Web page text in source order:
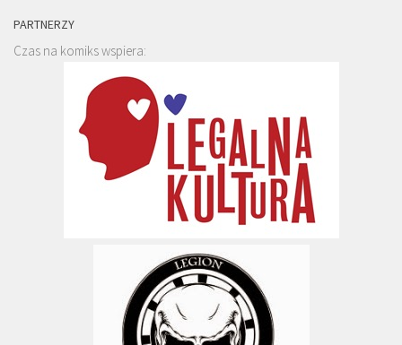
PARTNERZY
Czas na komiks wspiera: